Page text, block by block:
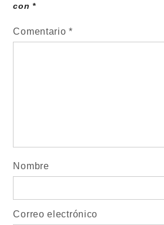
con*
Comentario*
Nombre
Correo electrónico